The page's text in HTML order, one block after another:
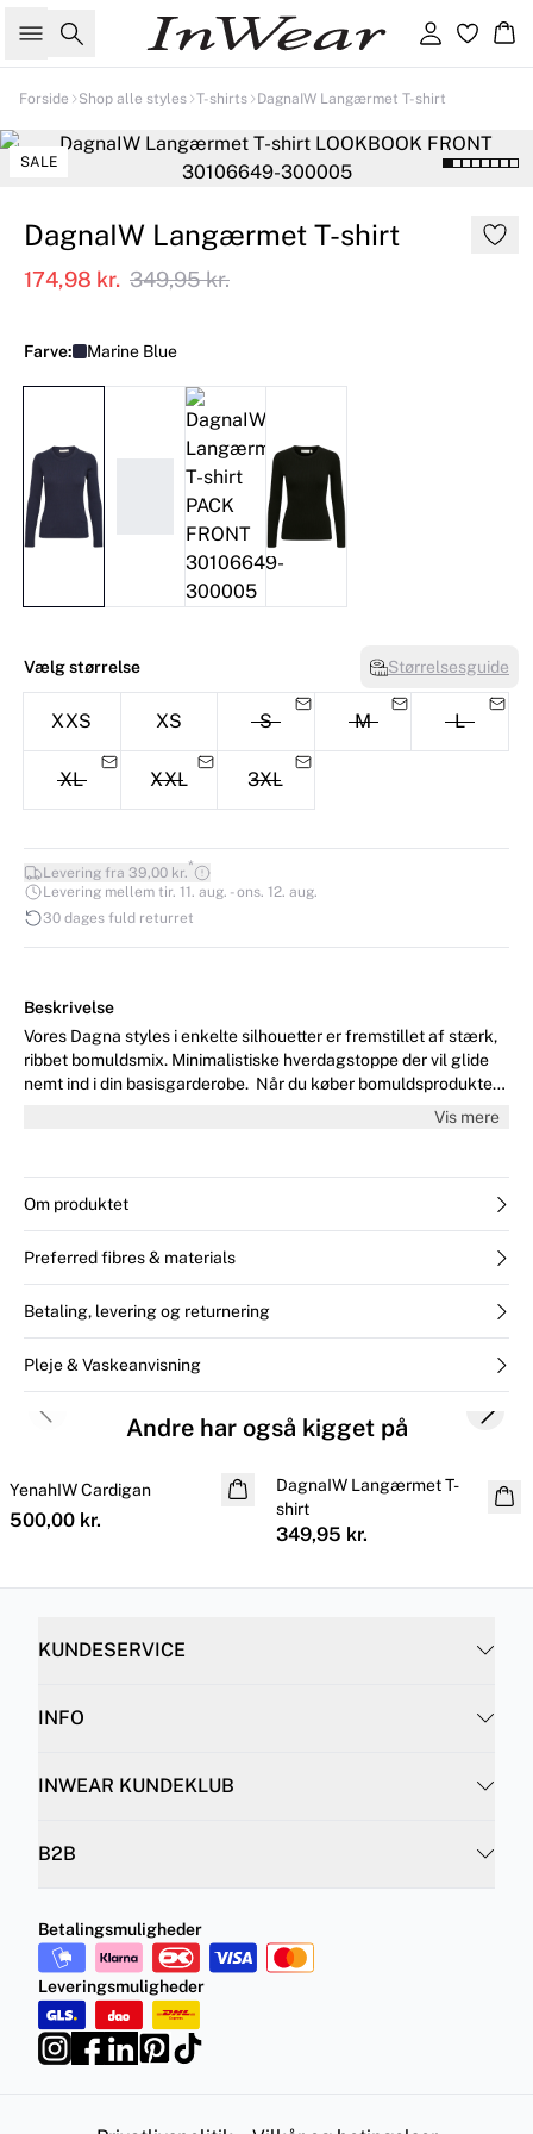
Søg Log ind
Forside Shop alle styles T-shirts DagnaIW Langærmet T-shirt
SALE
DagnaIW Langærmet T-shirt
174,98 kr. 349,95 kr.
Farve: Marine Blue
Vælg størrelse Størrelsesguide
XXS XS S M L
XL XXL 3XL
Levering fra 39,00 kr.*
Levering mellem tir. 11. aug. - ons. 12. aug.
30 dages fuld returret
Beskrivelse
Vores Dagna styles i enkelte silhouetter er fremstillet af stærk,
ribbet bomuldsmix. Minimalistiske hverdagstoppe der vil glide
nemt ind i din basisgarderobe. Når du køber bomuldsprodukter
fra InWear, støtter du bæredygtig dyrkning. Dette produkt
ikke, at produktet består af fysisk sporbar Better Cotton. Læs
mere her: bettercotton.org/massbalance
Vis mere
Om produktet
Preferred fibres & materials
Betaling, levering og returnering
Pleje & Vaskeanvisning
Andre har også kigget på
NYHED
YenahIW Cardigan
500,00 kr.
DagnaIW Langærmet T-
shirt
349,95 kr.
Previous slide Next
KUNDESERVICE
INFO
INWEAR KUNDEKLUB
B2B
Betalingsmuligheder
Leveringsmuligheder